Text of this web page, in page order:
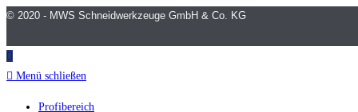
© 2020 - MWS Schneidwerkzeuge GmbH & Co. KG
Menü schließen
Profibereich